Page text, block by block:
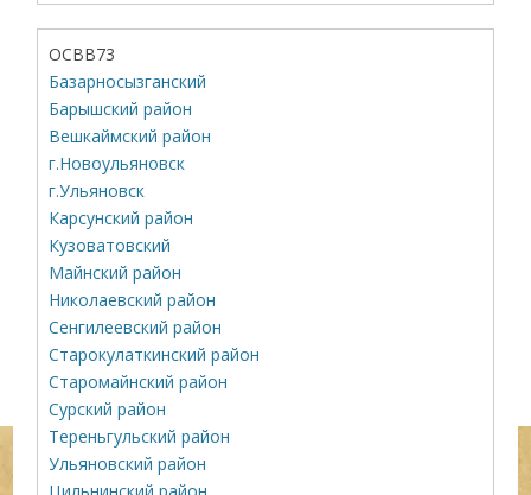
ОСВВ73
Базарносызганский
Барышский район
Вешкаймский район
г.Новоульяновск
г.Ульяновск
Карсунский район
Кузоватовский
Майнский район
Николаевский район
Сенгилеевский район
Старокулаткинский район
Старомайнский район
Сурский район
Тереньгульский район
Ульяновский район